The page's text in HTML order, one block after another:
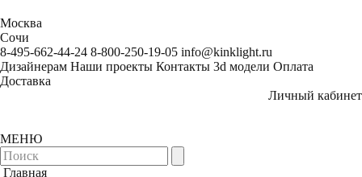
Москва
Сочи
8-495-662-44-24 8-800-250-19-05 info@kinklight.ru
Дизайнерам Наши проекты Контакты 3d модели Оплата
Доставка
Личный кабинет
МЕНЮ
Главная